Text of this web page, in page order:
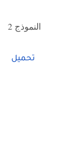
النموذج 2
تحميل